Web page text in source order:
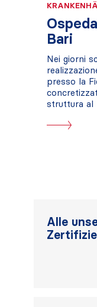
Bari
Nei giorni
presso la
struttura al
Alle